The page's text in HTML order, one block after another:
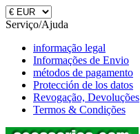
Serviço/Ajuda
informação legal
Informações de Envio
métodos de pagamento
Protección de los datos
Revogação, Devoluções
Termos & Condições